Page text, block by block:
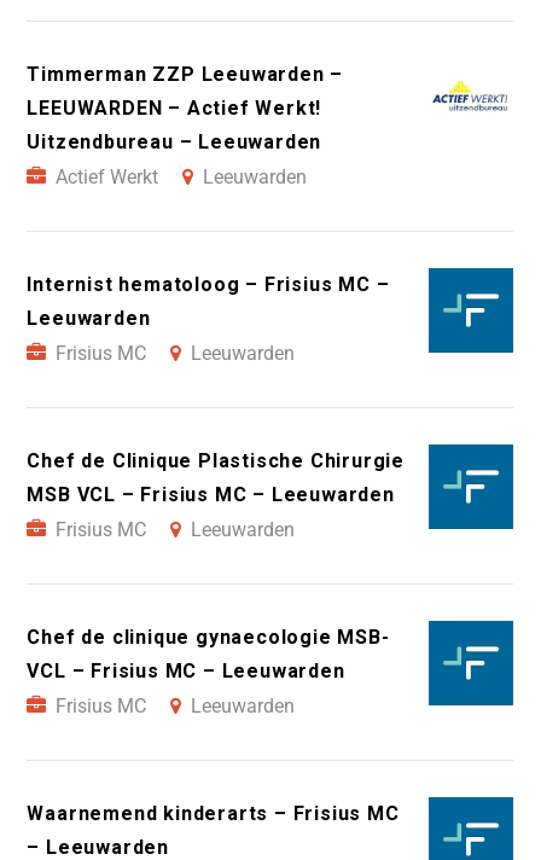
Timmerman ZZP Leeuwarden –
LEEUWARDEN – Actief Werkt!
Uitzendbureau – Leeuwarden
Actief Werkt
Leeuwarden
Internist hematoloog – Frisius MC –
Leeuwarden
Frisius MC
Leeuwarden
Chef de Clinique Plastische Chirurgie
MSB VCL – Frisius MC – Leeuwarden
Frisius MC
Leeuwarden
Chef de clinique gynaecologie MSB-
VCL – Frisius MC – Leeuwarden
Frisius MC
Leeuwarden
Waarnemend kinderarts – Frisius MC
– Leeuwarden